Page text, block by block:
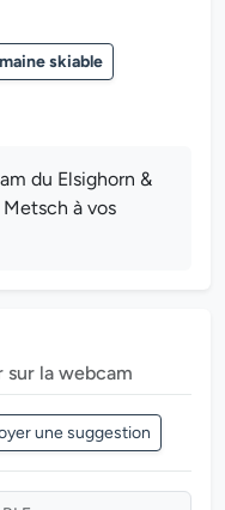
skiable
du Elsighorn &
à vos
sur la webcam
une suggestion